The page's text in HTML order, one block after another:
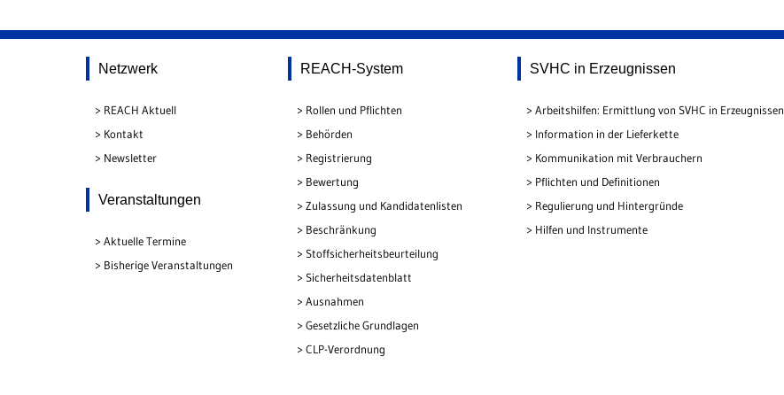
Netzwerk
REACH Aktuell
Kontakt
Newsletter
Veranstaltungen
Aktuelle Termine
Bisherige Veranstaltungen
REACH-System
Rollen und Pflichten
Behörden
Registrierung
Bewertung
Zulassung und Kandidatenlisten
Beschränkung
Stoffsicherheitsbeurteilung
Sicherheitsdatenblatt
Ausnahmen
Gesetzliche Grundlagen
CLP-Verordnung
SVHC in Erzeugnissen
Arbeitshilfen: Ermittlung von SVHC in Erzeugnissen
Information in der Lieferkette
Kommunikation mit Verbrauchern
Pflichten und Definitionen
Regulierung und Hintergründe
Hilfen und Instrumente